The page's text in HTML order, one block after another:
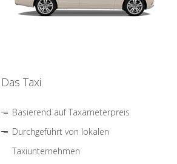
Das Taxi
Basierend auf Taxameterpreis
Durchgeführt von lokalen
Taxiunternehmen